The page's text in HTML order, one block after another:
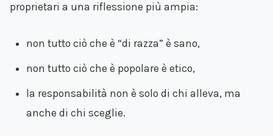
proprietari a una riflessione più ampia:
non tutto ciò che è “di razza” è sano,
non tutto ciò che è popolare è etico,
la responsabilità non è solo di chi alleva, ma
anche di chi sceglie.